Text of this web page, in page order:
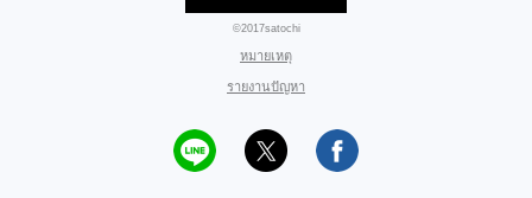
©2017satochi
หมายเหตุ
รายงานปัญหา